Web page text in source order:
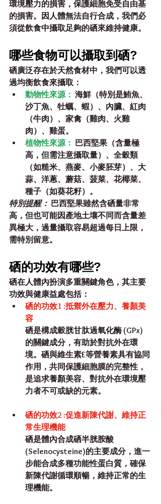
環境壓力的損害，保護細胞免受自由基
的損害。因人體無法自行合成，我們必
須從飲食中攝取足夠的硒來維持健康。
哪些食物可以攝取到硒?
硒廣泛存在於天然食材中，我們可以透
過均衡飲食來攝取：
動物性來源： 海鮮（特別是鮪魚、
沙丁魚、牡蠣、蝦）、內臟、紅肉
（牛肉）、家禽（雞肉、火雞
肉）、雞蛋。
植物性來源： 巴西堅果（含量極
高，但需注意攝取量）、全穀類
（如糙米、燕麥、小麥胚芽）、大
蒜、洋蔥、蘑菇、菠菜、花椰菜、
種子（如葵花籽）。
特別提醒： 巴西堅果雖然含硒量非常
高，但也可能因產地土壤不同而含量差
異極大，過量攝取容易超過每日上限，
需特別留意。
硒的功效有哪些?
硒在人體內扮演多重關鍵角色，其主要
功效與健康益處包括：
硒的功效1 :抵禦外在壓力、養顏美
容
硒是構成穀胱甘肽過氧化酶 (GPx)
的關鍵成分，有助於對抗外在環
境。硒與維生素E等營養素具有協同
作用，共同保護細胞膜的完整性，
是追求養顏美容、對抗外在環境壓
力者不可或缺的元素。
硒的功效2 :促進新陳代謝、維持正
常生理機能
硒是體內合成硒半胱胺酸
(Selenocysteine)的主要成分，進一
步能合成多種功能性蛋白質，確保
新陳代謝循環順暢，維持正常的生
理機能。